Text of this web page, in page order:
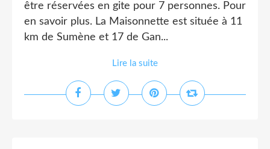
être réservées en gite pour 7 personnes. Pour
en savoir plus. La Maisonnette est située à 11
km de Sumène et 17 de Gan...
Lire la suite